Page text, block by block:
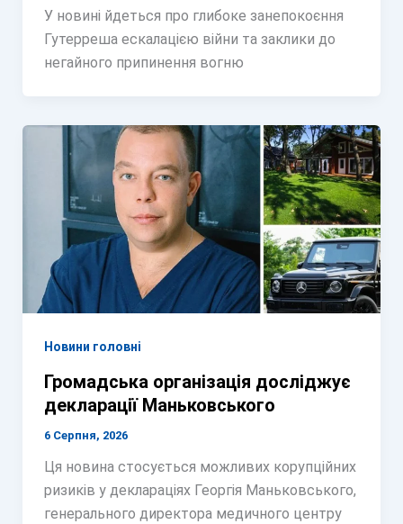
У новині йдеться про глибоке занепокоєння
Гутерреша ескалацією війни та заклики до
негайного припинення вогню
Новини головні
Громадська організація досліджує
декларації Маньковського
6 Серпня, 2026
Ця новина стосується можливих корупційних
ризиків у деклараціях Георгія Маньковського,
генерального директора медичного центру